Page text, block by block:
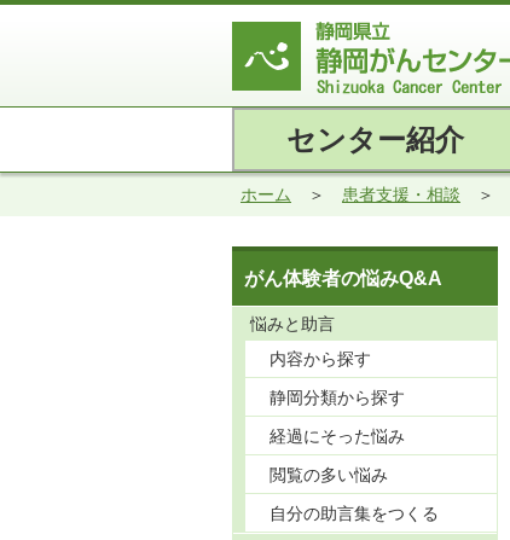
センター紹介
ホーム 患者支援・相談
がん体験者の悩みQ&A
悩みと助言
内容から探す
静岡分類から探す
経過にそった悩み
閲覧の多い悩み
自分の助言集をつくる